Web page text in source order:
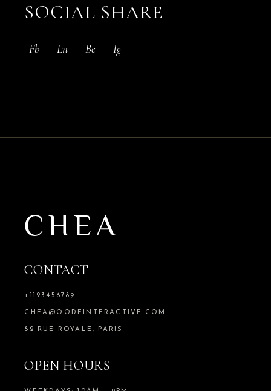
SOCIAL SHARE
Fb Ln Be Ig
CONTACT
+1123456789
CHEA@QODEINTERACTIVE.COM
82 RUE ROYALE, PARIS
OPEN HOURS